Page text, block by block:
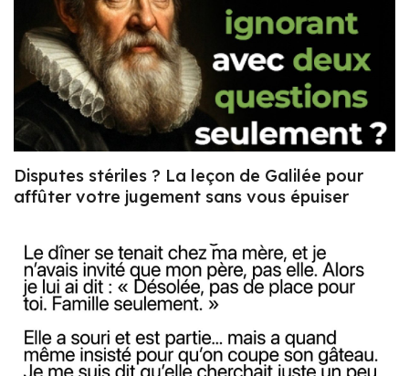
Disputes stériles ? La leçon de Galilée pour
affûter votre jugement sans vous épuiser